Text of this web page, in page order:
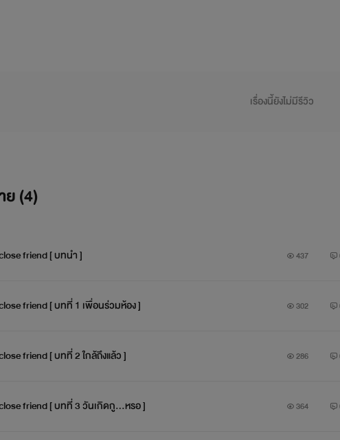
ยังไม่รู้ตัวอีกด้วย โครตจะโง่เลย แต่ก็ดีครับ สบายใจกว่าเยอะ ท่ามันรู้ว่าผ
น่าจะอยู่ถาวรเลยครับ นิสัยของผมเอ่อ...ก็ไม่รู้เหมือนกันครับ จะเย็นชาก็ไ
[พูดคุย]
เรื่องนี้ยังไม่มีรีวิว
(4)
friend [ บทนำ ] 437
friend [ บทที่ 1 เพื่อนร่วมห้อง ] 302
friend [ บทที่ 2 ใกล้ถึงแล้ว ] 286
friend [ บทที่ 3 วันเกิดกู...หรอ ] 364